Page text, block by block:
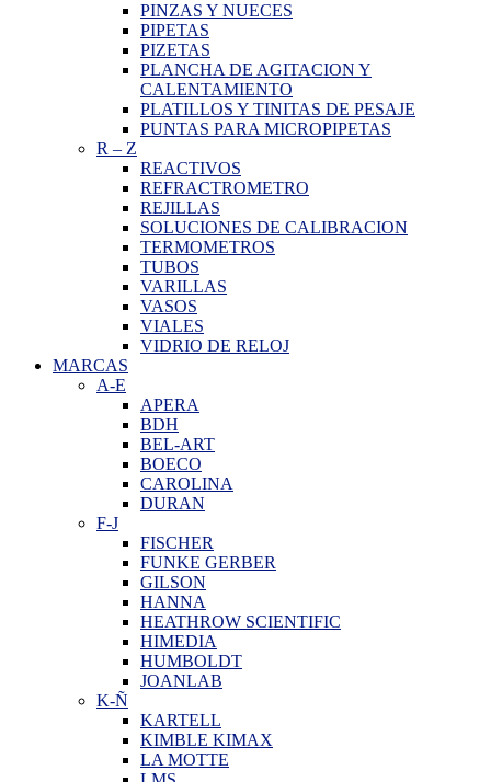
PINZAS Y NUECES
PIPETAS
PIZETAS
PLANCHA DE AGITACION Y
CALENTAMIENTO
PLATILLOS Y TINITAS DE PESAJE
PUNTAS PARA MICROPIPETAS
R – Z
REACTIVOS
REFRACTROMETRO
REJILLAS
SOLUCIONES DE CALIBRACION
TERMOMETROS
TUBOS
VARILLAS
VASOS
VIALES
VIDRIO DE RELOJ
MARCAS
A-E
APERA
BDH
BEL-ART
BOECO
CAROLINA
DURAN
F-J
FISCHER
FUNKE GERBER
GILSON
HANNA
HEATHROW SCIENTIFIC
HIMEDIA
HUMBOLDT
JOANLAB
K-Ñ
KARTELL
KIMBLE KIMAX
LA MOTTE